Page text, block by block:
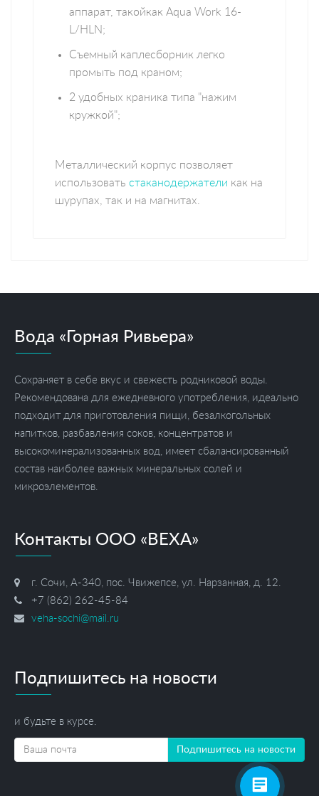
аппарат, такойкак Aqua Work 16-
L/HLN;
Съемный каплесборник легко
промыть под краном;
2 удобных краника типа "нажим
кружкой";
Металлический корпус позволяет
использовать стаканодержатели как на
шурупах, так и на магнитах.
Вода «Горная Ривьера»
Сохраняет в себе вкус и свежесть родниковой воды.
Рекомендована для ежедневного употребления, идеально
подходит для приготовления пищи, безалкогольных
напитков, разбавления соков, концентратов и
высокоминерализованных вод, имеет сбалансированный
состав наиболее важных минеральных солей и
микроэлементов.
Контакты ООО «ВЕХА»
г. Сочи, А-340, пос. Чвижепсе, ул. Нарзанная, д. 12.
+7 (862) 262-45-84
veha-sochi@mail.ru
Подпишитесь на новости
и будьте в курсе.
Подпишитесь на новости